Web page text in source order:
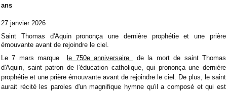
ans
27 janvier 2026
Saint Thomas d'Aquin prononça une dernière prophétie et une prière
émouvante avant de rejoindre le ciel.
Le 7 mars marque
le 750e anniversaire
de la mort de saint Thomas
d'Aquin, saint patron de l'éducation catholique, qui prononça une dernière
prophétie et une prière émouvante avant de rejoindre le ciel. De plus, le saint
aurait récité les paroles d'un magnifique hymne qu'il a composé et qui est